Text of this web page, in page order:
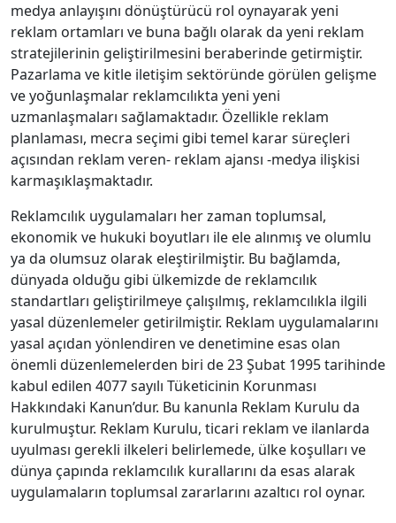
medya anlayışını dönüştürücü rol oynayarak yeni
reklam ortamları ve buna bağlı olarak da yeni reklam
stratejilerinin geliştirilmesini beraberinde getirmiştir.
Pazarlama ve kitle iletişim sektöründe görülen gelişme
ve yoğunlaşmalar reklamcılıkta yeni yeni
uzmanlaşmaları sağlamaktadır. Özellikle reklam
planlaması, mecra seçimi gibi temel karar süreçleri
açısından reklam veren- reklam ajansı -medya ilişkisi
karmaşıklaşmaktadır.
Reklamcılık uygulamaları her zaman toplumsal,
ekonomik ve hukuki boyutları ile ele alınmış ve olumlu
ya da olumsuz olarak eleştirilmiştir. Bu bağlamda,
dünyada olduğu gibi ülkemizde de reklamcılık
standartları geliştirilmeye çalışılmış, reklamcılıkla ilgili
yasal düzenlemeler getirilmiştir. Reklam uygulamalarını
yasal açıdan yönlendiren ve denetimine esas olan
önemli düzenlemelerden biri de 23 Şubat 1995 tarihinde
kabul edilen 4077 sayılı Tüketicinin Korunması
Hakkındaki Kanun’dur. Bu kanunla Reklam Kurulu da
kurulmuştur. Reklam Kurulu, ticari reklam ve ilanlarda
uyulması gerekli ilkeleri belirlemede, ülke koşulları ve
dünya çapında reklamcılık kurallarını da esas alarak
uygulamaların toplumsal zararlarını azaltıcı rol oynar.